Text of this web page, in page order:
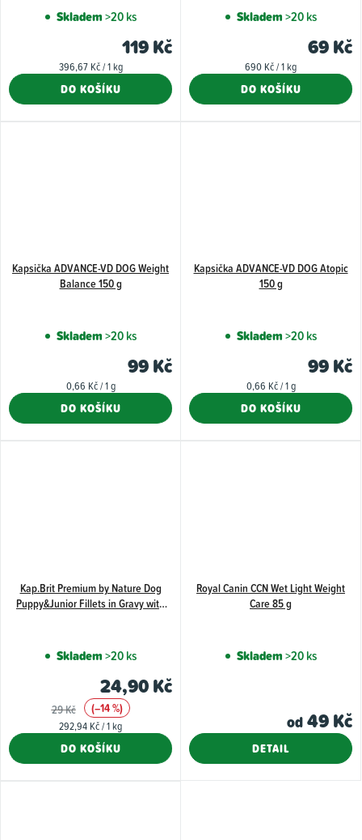
Skladem>20 ks
119 Kč
Měrná
396,67 Kč / 1 kg
DO KOŠÍKU
Skladem>20 ks
69 Kč
Měrná
690 Kč / 1 kg
DO KOŠÍKU
Kapsička ADVANCE-VD DOG Weight
Balance 150 g
Skladem>20 ks
99 Kč
Měrná
0,66 Kč / 1 g
DO KOŠÍKU
Kapsička ADVANCE-VD DOG Atopic
150 g
Skladem>20 ks
99 Kč
Měrná
0,66 Kč / 1 g
DO KOŠÍKU
Kap.Brit Premium by Nature Dog
Puppy&Junior Fillets in Gravy with
Skladem>20 ks
24,90 Kč
29 Kč (–14 %)
Měrná
292,94 Kč / 1 kg
DO KOŠÍKU
Royal Canin CCN Wet Light Weight
Care 85 g
Skladem>20 ks
od49 Kč
DETAIL